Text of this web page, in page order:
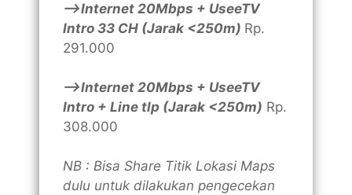
—>Internet 20Mbps + UseeTV
Intro 33 CH (Jarak <250m) Rp.
291.000
—>Internet 20Mbps + UseeTV
Intro + Line tlp (Jarak <250m) Rp.
308.000
NB : Bisa Share Titik Lokasi Maps
dulu untuk dilakukan pengecekan